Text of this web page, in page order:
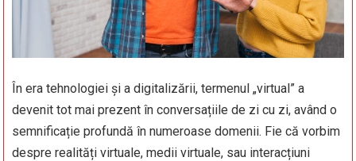
În era tehnologiei și a digitalizării, termenul „virtual” a
devenit tot mai prezent în conversațiile de zi cu zi, având o
semnificație profundă în numeroase domenii. Fie că vorbim
despre realități virtuale, medii virtuale, sau interacțiuni